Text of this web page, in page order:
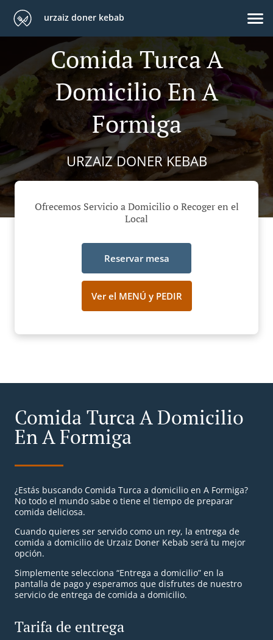
urzaiz doner kebab
Comida Turca A
Domicilio En A
Formiga
URZAIZ DONER KEBAB
Ofrecemos Servicio a Domicilio o Recoger en el
Local
Reservar mesa
Ver el MENÚ y PEDIR
Comida Turca A Domicilio
En A Formiga
¿Estás buscando Comida Turca a domicilio en A Formiga?
No todo el mundo sabe o tiene el tiempo de preparar
comida deliciosa.
Cuando quieres ser servido como un rey, la entrega de
comida a domicilio de Urzaiz Doner Kebab será tu mejor
opción.
Simplemente selecciona “Entrega a domicilio” en la
pantalla de pago y esperamos que disfrutes de nuestro
servicio de entrega de comida a domicilio.
Tarifa de entrega